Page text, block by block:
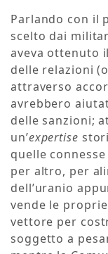
Parlando con il
scelto dai
aveva ottenuto
delle relazioni
attraverso
avrebbero
delle sanzioni;
un’expertise
quelle
per altro, per
dell’uranio
vende le
vettore per
soggetto a